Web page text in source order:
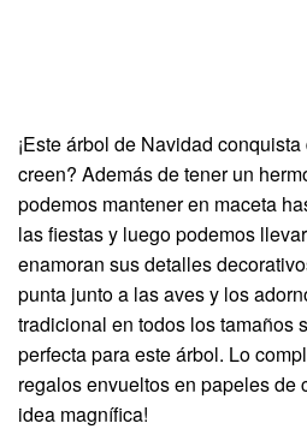
¡Este árbol de Navidad
creen? Además de tener un
podemos mantener en maceta
las fiestas y luego podemos
enamoran sus detalles
punta junto a las aves y los
tradicional en todos los tamaños
perfecta para este árbol. Lo
regalos envueltos en papeles de
idea magnífica!